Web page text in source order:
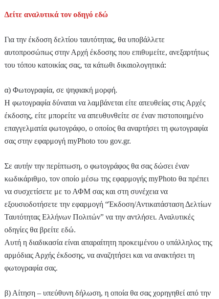
Δείτε αναλυτικά τον οδηγό εδώ
Για την έκδοση δελτίου ταυτότητας, θα υποβάλλετε
αυτοπροσώπως στην Αρχή έκδοσης που επιθυμείτε, ανεξαρτήτως
του τόπου κατοικίας σας, τα κάτωθι δικαιολογητικά:
α) Φωτογραφία, σε ψηφιακή μορφή.
Η φωτογραφία δύναται να λαμβάνεται είτε απευθείας στις Αρχές
έκδοσης, είτε μπορείτε να απευθυνθείτε σε έναν πιστοποιημένο
επαγγελματία φωτογράφο, ο οποίος θα αναρτήσει τη φωτογραφία
σας στην εφαρμογή myPhoto του gov.gr.
Σε αυτήν την περίπτωση, ο φωτογράφος θα σας δώσει έναν
κωδικάριθμο, τον οποίο μέσω της εφαρμογής myPhoto θα πρέπει
να συσχετίσετε με το ΑΦΜ σας και στη συνέχεια να
εξουσιοδοτήσετε την εφαρμογή “Έκδοση/Αντικατάσταση Δελτίων
Ταυτότητας Ελλήνων Πολιτών” να την αντλήσει. Αναλυτικές
οδηγίες θα βρείτε εδώ.
Αυτή η διαδικασία είναι απαραίτητη προκειμένου ο υπάλληλος της
αρμόδιας Αρχής έκδοσης, να αναζητήσει και να ανακτήσει τη
φωτογραφία σας.
β) Αίτηση – υπεύθυνη δήλωση, η οποία θα σας χορηγηθεί από την